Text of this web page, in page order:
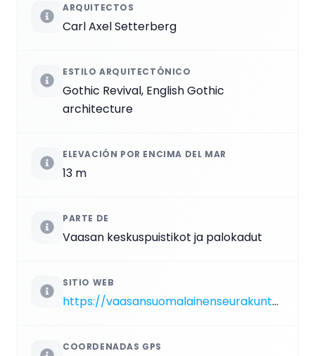
ARQUITECTOS
Carl Axel Setterberg
ESTILO ARQUITECTÓNICO
Gothic Revival, English Gothic
architecture
ELEVACIÓN POR ENCIMA DEL MAR
13 m
PARTE DE
Vaasan keskuspuistikot ja palokadut
SITIO WEB
https://vaasansuomalainenseurakunta.fi/kirkot-ja-tilat/kirkot/vaasan-kirkko
COORDENADAS GPS